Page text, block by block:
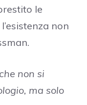
le
non
non si
ma solo